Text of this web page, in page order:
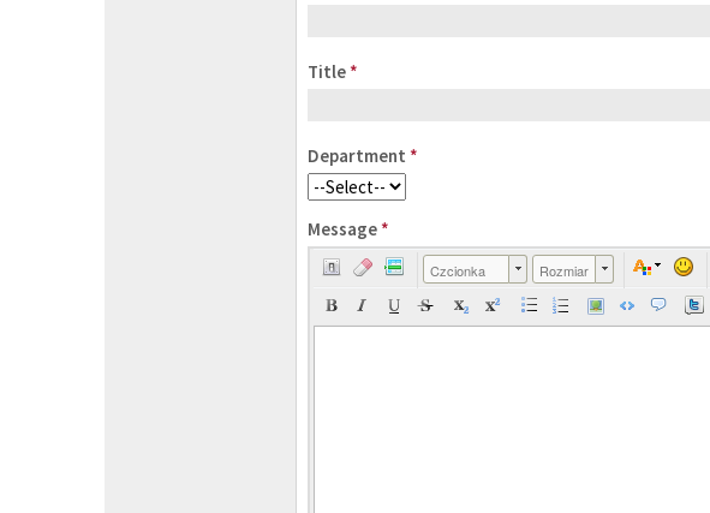
Title *
Department *
Message *
Czcionka Rozmiar